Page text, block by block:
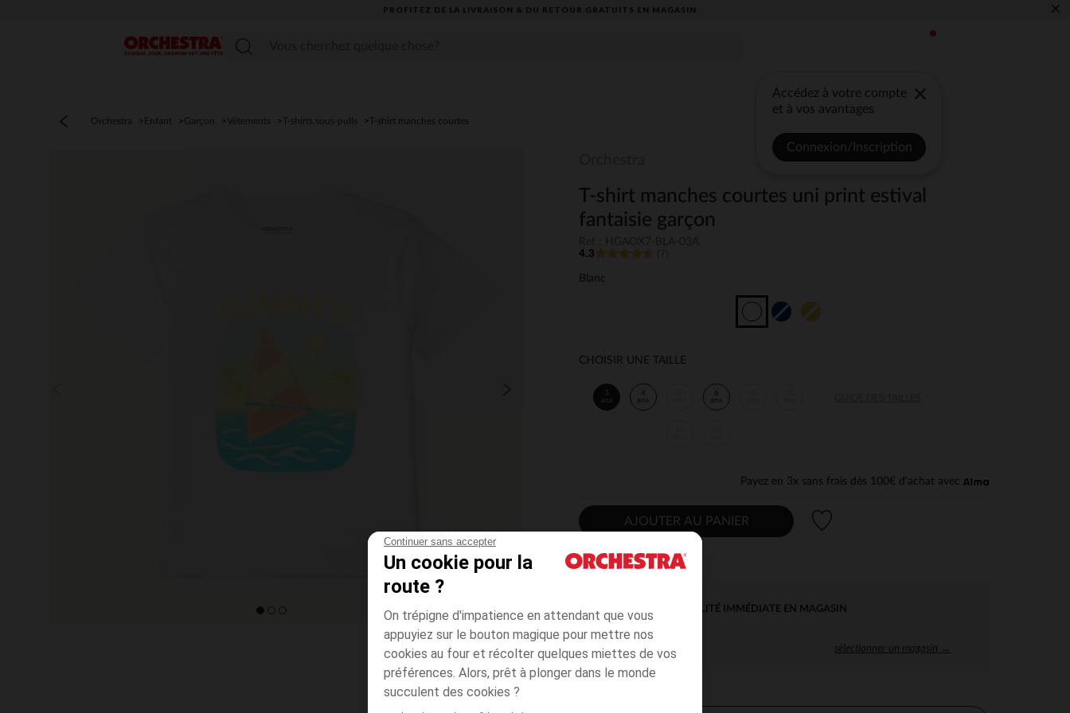
Continuer sans accepter
Un cookie pour la
route ?
On trépigne d'impatience en attendant que vous
appuyiez sur le bouton magique pour mettre nos
cookies au four et récolter quelques miettes de vos
préférences. Alors, prêt à plonger dans le monde
succulent des cookies ?
PROFITEZ DE LA LIVRAISON & DU RETOUR GRATUITS EN MAGASIN​ ×
Menu
Accédez à votre compte
et à vos avantages
Connexion/Inscription
Orchestra Enfant Garçon Vêtements T-shirts,sous-pulls T-shirt manches courtes
T-shirt manches courtes uni print estival
fantaisie garçon
4.3
Blanc
CHOISIR UNE TAILLE
3
ans
4
ans
6
ans
Payez en 3x sans frais dès 100€ d'achat avec
AJOUTER AU PANIER
DISPONIBILITÉ IMMÉDIATE EN MAGASIN
sélectionner un magasin →